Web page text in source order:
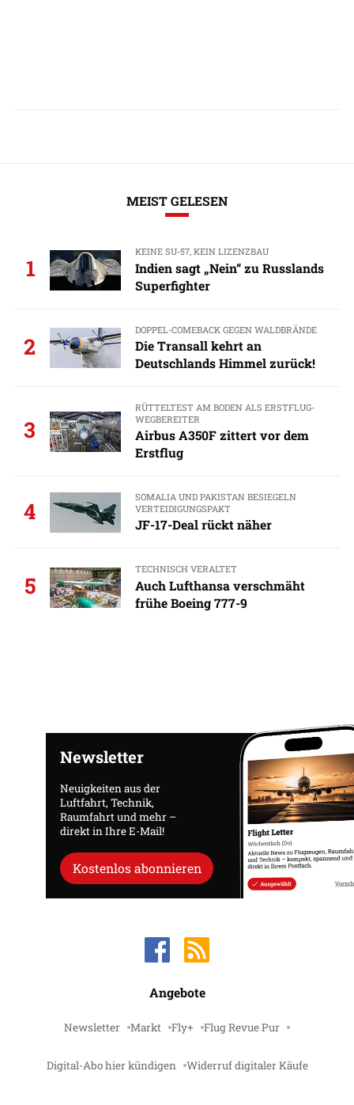
MEIST GELESEN
1
KEINE SU-57, KEIN LIZENZBAU
Indien sagt „Nein“ zu Russlands
Superfighter
2
DOPPEL-COMEBACK GEGEN WALDBRÄNDE
Die Transall kehrt an
Deutschlands Himmel zurück!
3
RÜTTELTEST AM BODEN ALS ERSTFLUG-
WEGBEREITER
Airbus A350F zittert vor dem
Erstflug
4
SOMALIA UND PAKISTAN BESIEGELN
VERTEIDIGUNGSPAKT
JF-17-Deal rückt näher
5
TECHNISCH VERALTET
Auch Lufthansa verschmäht
frühe Boeing 777-9
Newsletter
Neuigkeiten aus der
Luftfahrt, Technik,
Raumfahrt und mehr –
direkt in Ihre E-Mail!
Kostenlos abonnieren
Angebote
Newsletter Markt Fly+ Flug Revue Pur
Digital-Abo hier kündigen Widerruf digitaler Käufe